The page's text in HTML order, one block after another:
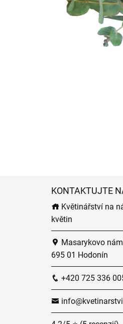
KONTAKTUJTE
Květinářství na
květin
Masarykovo
695 01 Hodonín
+420 725 336